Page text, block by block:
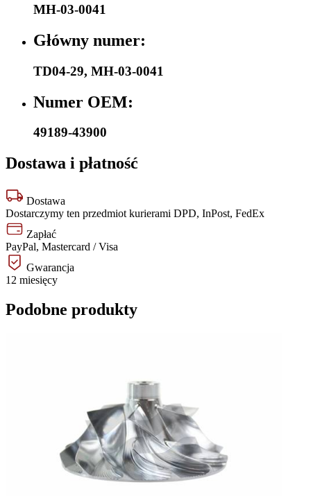
MH-03-0041
Główny numer:
TD04-29, MH-03-0041
Numer OEM:
49189-43900
Dostawa i płatność
Dostawa
Dostarczymy ten przedmiot kurierami DPD, InPost, FedEx
Zapłać
PayPal, Mastercard / Visa
Gwarancja
12 miesięcy
Podobne produkty